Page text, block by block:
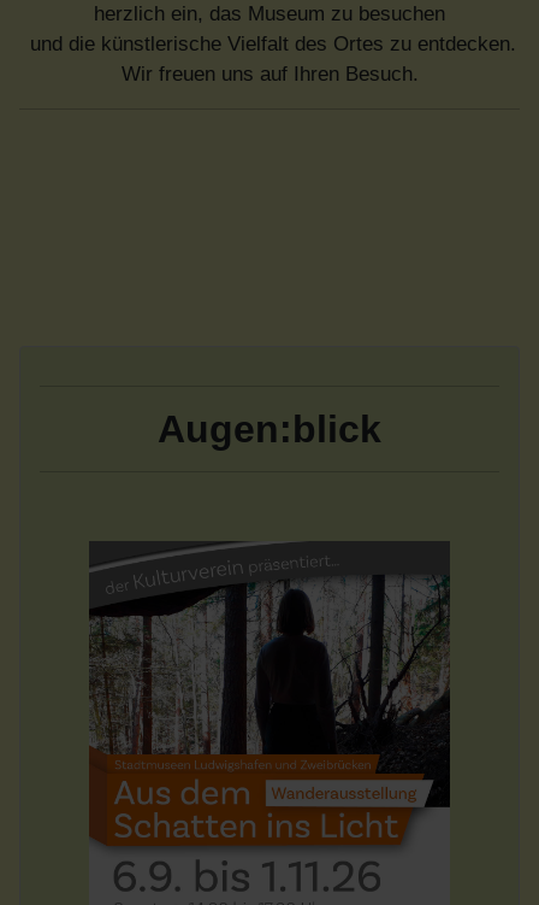
herzlich ein, das Museum zu besuchen
und die künstlerische Vielfalt des Ortes zu entdecken.
Wir freuen uns auf Ihren Besuch.
Augen:blick